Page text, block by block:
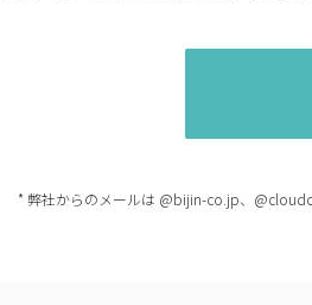
* 弊社からのメールは @bijin-co.jp、